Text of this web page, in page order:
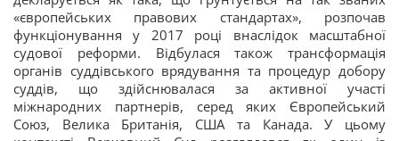
«європейських правових стандартах», розпочав
функціонування у 2017 році внаслідок масштабної
судової реформи. Відбулася також трансформація
органів суддівського врядування та процедур добору
суддів, що здійснювалася за активної участі
міжнародних партнерів, серед яких Європейський
Союз, Велика Британія, США та Канада. У цьому